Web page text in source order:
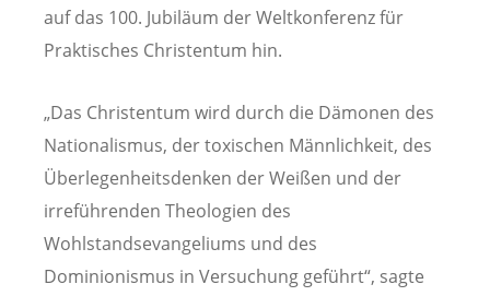
auf das 100. Jubiläum der Weltkonferenz für
Praktisches Christentum hin.
„Das Christentum wird durch die Dämonen des
Nationalismus, der toxischen Männlichkeit, des
Überlegenheitsdenken der Weißen und der
irreführenden Theologien des
Wohlstandsevangeliums und des
Dominionismus in Versuchung geführt“, sagte